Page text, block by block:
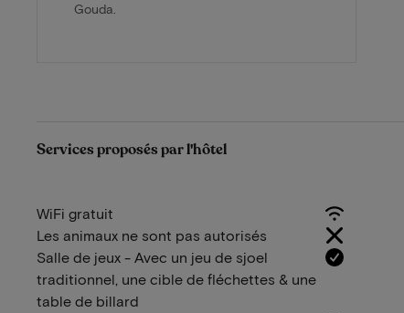
Gouda.
Services proposés par l'hôtel
WiFi gratuit
Les animaux ne sont pas autorisés
Salle de jeux - Avec un jeu de sjoel
traditionnel, une cible de fléchettes & une
table de billard